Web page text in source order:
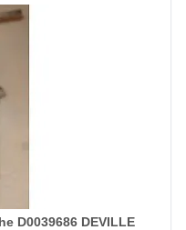
D0039686 DEVILLE